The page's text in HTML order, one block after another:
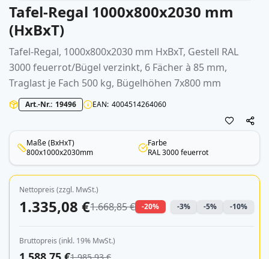
Zum
Anfang
der
springen
Tafel-Regal 1000x800x2030 mm
(HxBxT)
Tafel-Regal, 1000x800x2030 mm HxBxT, Gestell RAL
3000 feuerrot/Bügel verzinkt, 6 Fächer à 85 mm,
Traglast je Fach 500 kg, Bügelhöhen 7x800 mm
Art.-Nr. 19496 EAN 4004514264060
Maße (BxHxT)
800x1000x2030mm
Farbe
RAL 3000 feuerrot
Nettopreis (zzgl. MwSt.)
1.335,08 €1.668,85 € -20% -3% -5% -10%
Bruttopreis (inkl. 19% MwSt.)